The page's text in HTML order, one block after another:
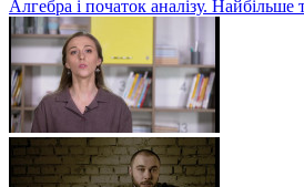
Алгебра і початок аналізу.